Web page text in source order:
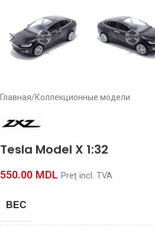
Главная/Коллекционные модели
Tesla Model X 1:32
550.00 MDL Preț incl. TVA
ВЕС